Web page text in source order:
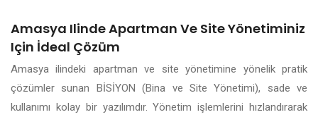
Amasya Ilinde Apartman Ve Site Yönetiminiz
Için İdeal Çözüm
Amasya ilindeki apartman ve site yönetimine yönelik pratik
çözümler sunan BİSİYON (Bina ve Site Yönetimi), sade ve
kullanımı kolay bir yazılımdır. Yönetim işlemlerini hızlandırarak